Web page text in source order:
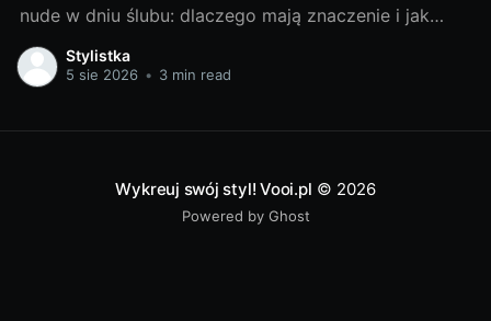
nude w dniu ślubu: dlaczego mają znaczenie i jak
wpływają na odbiór sukniNude nie jest kolorem
uniwersalnym. To paleta, która ma pracować jak filtr
Stylistka
5 sie 2026 • 3 min read
Wykreuj swój styl! Vooi.pl © 2026
Powered by Ghost